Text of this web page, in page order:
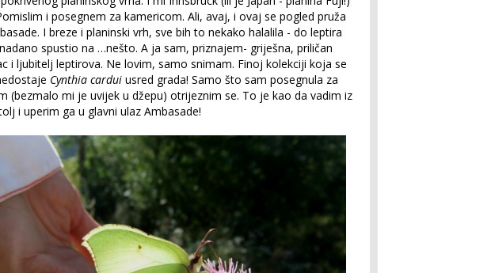
i posegnem za kamericom. Ali, avaj, i ovaj se pogled pruža
I breze i planinski vrh, sve bih to nekako halalila - do leptira
spustio na …nešto. A ja sam, priznajem- griješna, priličan
i ljubitelj leptirova. Ne lovim, samo snimam. Finoj kolekciji koja se
Cynthia cardui usred grada! Samo što sam posegnula za
(bezmalo mi je uvijek u džepu) otrijeznim se. To je kao da vadim iz
i uperim ga u glavni ulaz Ambasade!